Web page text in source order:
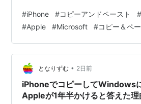
#iPhone #コピーアンドペースト #
#Apple #Microsoft #コピー＆ペ
となりずむ • 2日前
iPhoneでコピーしてWindows
Appleが1年半かけると答えた理